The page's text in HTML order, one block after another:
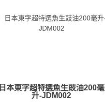
日本東字超特選魚生豉油200毫
升-JDM002